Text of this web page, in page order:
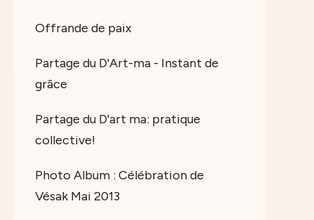
Offrande de paix
Partage du D'Art-ma - Instant de
grâce
Partage du D'art ma: pratique
collective!
Photo Album : Célébration de
Vésak Mai 2013